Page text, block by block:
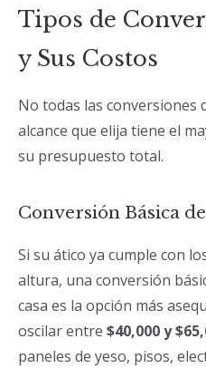
Tipos de
y Sus Costos
No todas las conversiones
alcance que elija tiene el
su presupuesto total.
Conversión Básica
Si su ático ya cumple con
altura, una conversión
casa es la opción más
oscilar entre $40,000 y
paneles de yeso, pisos,